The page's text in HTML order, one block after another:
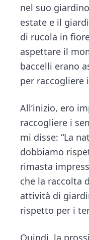
nel suo
estate e il
di rucola in
aspettare il
baccelli erano
per raccogliere
All’inizio, ero
raccogliere i
mi disse: “La
dobbiamo
rimasta
che la raccolta
attività di
rispetto per i